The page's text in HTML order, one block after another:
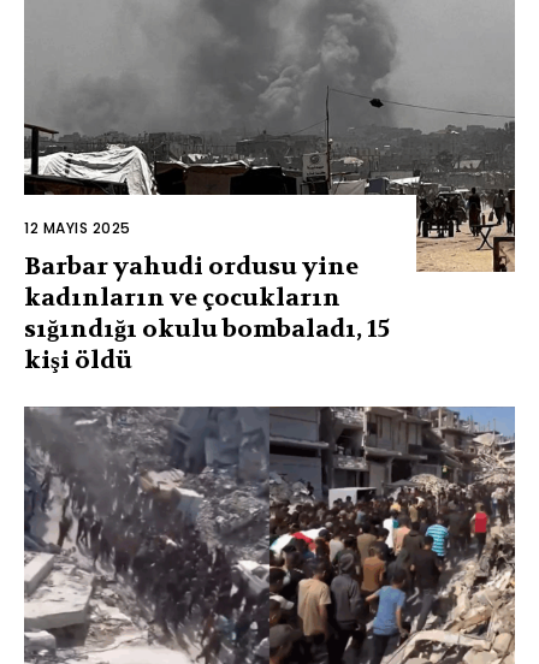
12 MAYIS 2025
Barbar yahudi ordusu yine
kadınların ve çocukların
sığındığı okulu bombaladı, 15
kişi öldü